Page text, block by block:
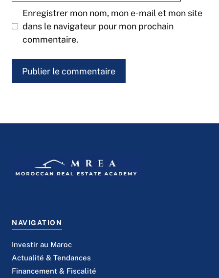
Enregistrer mon nom, mon e-mail et mon site
dans le navigateur pour mon prochain
commentaire.
NAVIGATION
Investir au Maroc
Actualité & Tendances
Financement & Fiscalité